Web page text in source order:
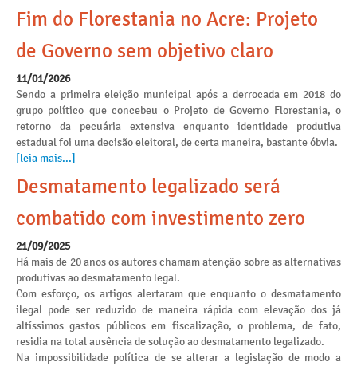
Fim do Florestania no Acre: Projeto
de Governo sem objetivo claro
11/01/2026
Sendo a primeira eleição municipal após a derrocada em 2018 do
grupo político que concebeu o Projeto de Governo Florestania, o
retorno da pecuária extensiva enquanto identidade produtiva
estadual foi uma decisão eleitoral, de certa maneira, bastante óbvia.
[leia mais...]
Desmatamento legalizado será
combatido com investimento zero
21/09/2025
Há mais de 20 anos os autores chamam atenção sobre as alternativas
produtivas ao desmatamento legal.
Com esforço, os artigos alertaram que enquanto o desmatamento
ilegal pode ser reduzido de maneira rápida com elevação dos já
altíssimos gastos públicos em fiscalização, o problema, de fato,
residia na total ausência de solução ao desmatamento legalizado.
Na impossibilidade política de se alterar a legislação de modo a